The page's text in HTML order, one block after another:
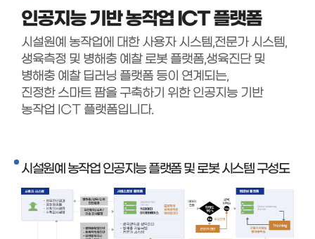
인공지능 기반 농작업 ICT 플랫폼
시설원예 농작업에 대한 사용자 시스템,전문가 시스템,
생육측정 및 병해충 예찰 로봇 플랫폼,생육진단 및
병해충 예찰 딥러닝 플랫폼 등이 연계되는,
진정한 스마트 팜을 구축하기 위한 인공지능 기반
농작업 ICT 플랫폼입니다.
시설원예 농작업 인공지능 플랫폼 및 로봇 시스템 구성도